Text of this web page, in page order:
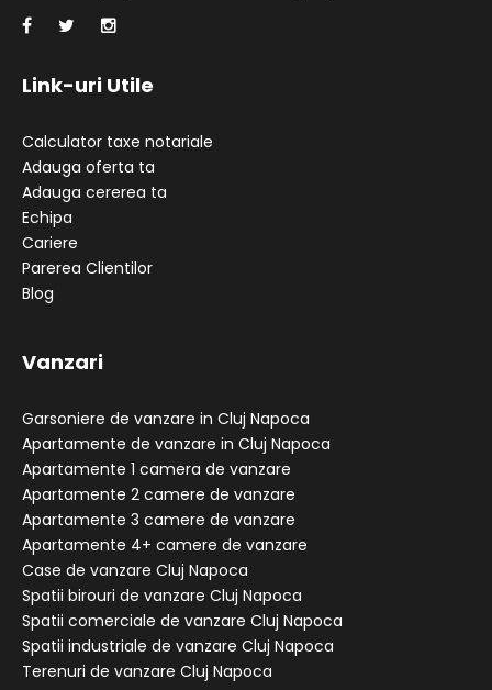
Link-uri Utile
Calculator taxe notariale
Adauga oferta ta
Adauga cererea ta
Echipa
Cariere
Parerea Clientilor
Blog
Vanzari
Garsoniere de vanzare in Cluj Napoca
Apartamente de vanzare in Cluj Napoca
Apartamente 1 camera de vanzare
Apartamente 2 camere de vanzare
Apartamente 3 camere de vanzare
Apartamente 4+ camere de vanzare
Case de vanzare Cluj Napoca
Spatii birouri de vanzare Cluj Napoca
Spatii comerciale de vanzare Cluj Napoca
Spatii industriale de vanzare Cluj Napoca
Terenuri de vanzare Cluj Napoca